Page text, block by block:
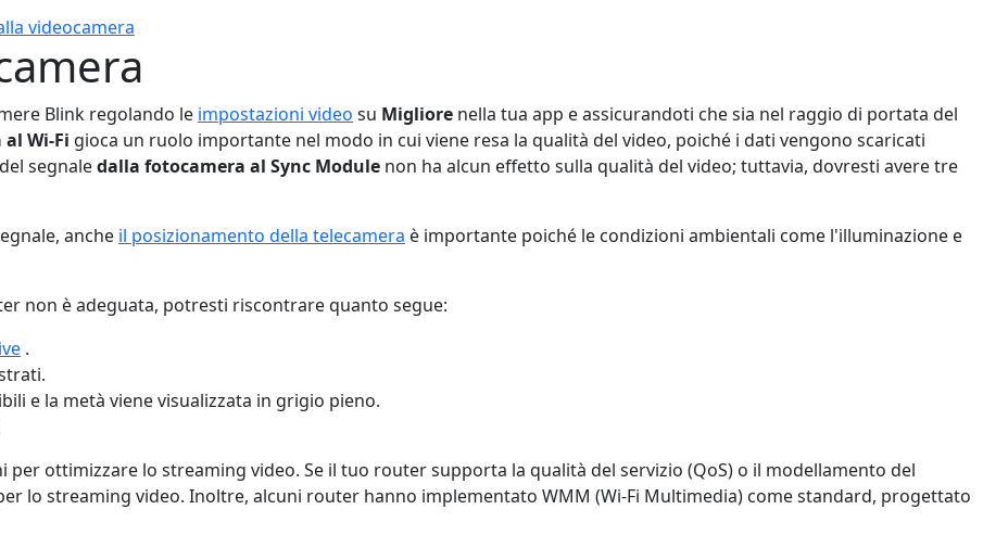
videocamera
Blink regolando le impostazioni video su Migliore nella tua app e assicurandoti che sia nel raggio di portata del
Wi-Fi gioca un ruolo importante nel modo in cui viene resa la qualità del video, poiché i dati vengono scaricati
segnaledalla fotocamera al Sync Module non ha alcun effetto sulla qualità del video; tuttavia, dovresti avere tre
anche il posizionamento della telecamera è importante poiché le condizioni ambientali come l'illuminazione e
non è adeguata, potresti riscontrare quanto segue:
.
e la metà viene visualizzata in grigio pieno.
ottimizzare lo streaming video. Se il tuo router supporta la qualità del servizio (QoS) o il modellamento del
lo streaming video. Inoltre, alcuni router hanno implementato WMM (Wi-Fi Multimedia) come standard, progettato